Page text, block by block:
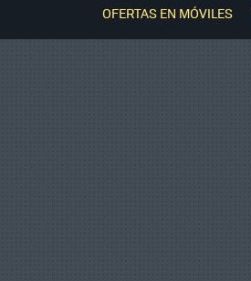
OFERTAS EN MÓVILES